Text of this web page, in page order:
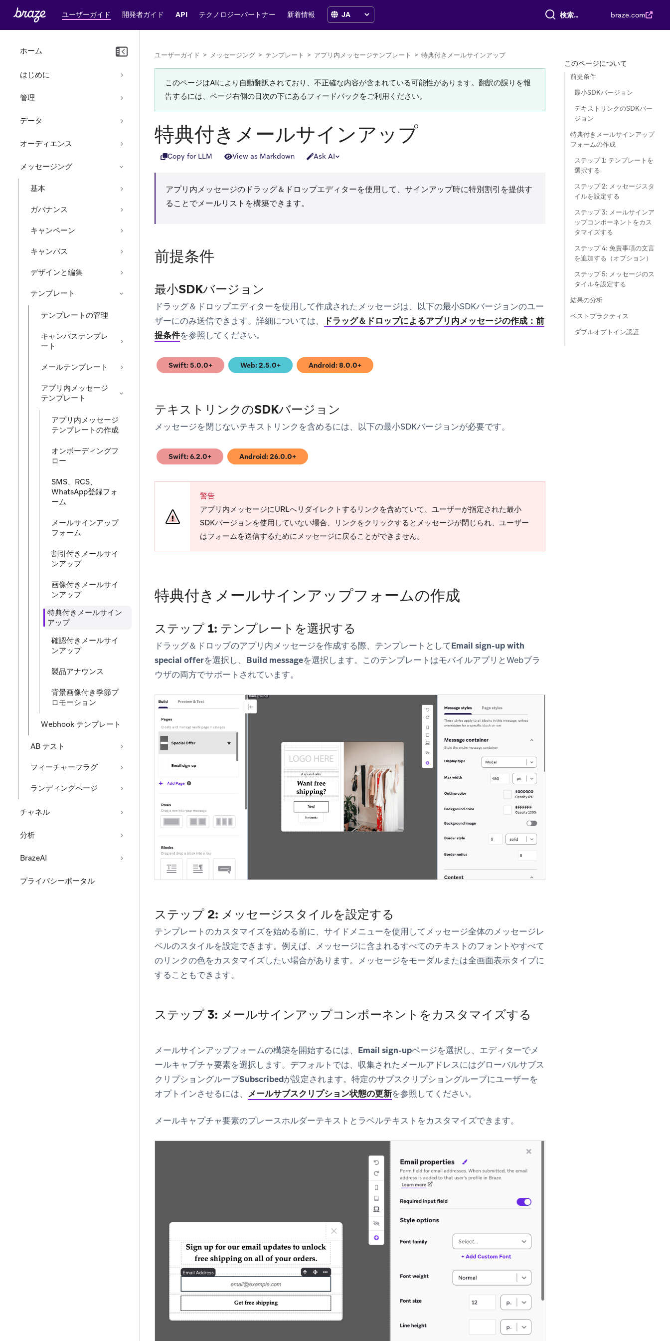
ユーザーガイド 開発者ガイド API テクノロジーパートナー 新着情報 すべて検索 braze.com
ホーム
はじめに
管理
データ
オーディエンス
メッセージング
基本
ガバナンス
キャンペーン
キャンバス
デザインと編集
テンプレート
テンプレートの管理
キャンバステンプレ
ート
メールテンプレート
アプリ内メッセージ
テンプレート
アプリ内メッセージ
テンプレートの作成
オンボーディングフ
ロー
SMS、RCS、
WhatsApp登録フォ
ーム
メールサインアップ
フォーム
割引付きメールサイ
ンアップ
画像付きメールサイ
ンアップ
特典付きメールサイン
アップ
確認付きメールサイ
ンアップ
製品アナウンス
背景画像付き季節プ
ロモーション
Webhook テンプレート
AB テスト
フィーチャーフラグ
ランディングページ
チャネル
分析
BrazeAI
プライバシーポータル
ユーザーガイド > メッセージング > テンプレート > アプリ内メッセージテンプレート > 特典付きメールサインアップ
このページはAIにより自動翻訳されており、不正確な内容が含まれている可能性があります。翻訳の誤りを報
告するには、ページ右側の目次の下にあるフィードバックをご利用ください。
特典付きメールサインアップ
Copy for LLM View as Markdown Ask AI
アプリ内メッセージのドラッグ＆ドロップエディターを使用して、サインアップ時に特別割引を提供す
ることでメールリストを構築できます。
前提条件
最小SDKバージョン
ドラッグ＆ドロップエディターを使用して作成されたメッセージは、以下の最小SDKバージョンのユー
ザーにのみ送信できます。詳細については、
ドラッグ＆ドロップによるアプリ内メッセージの作成：前
提条件を参照してください。
Swift: 5.0.0+
(opens in new tab) Web: 2.5.0+
(opens in new tab) Android: 8.0.0+
(opens in new tab)
テキストリンクのSDKバージョン
メッセージを閉じないテキストリンクを含めるには、以下の最小SDKバージョンが必要です。
Swift: 6.2.0+
(opens in new tab) Android: 26.0.0+
(opens in new tab)
警告
アプリ内メッセージにURLへリダイレクトするリンクを含めていて、ユーザーが指定された最小
SDKバージョンを使用していない場合、リンクをクリックするとメッセージが閉じられ、ユーザー
はフォームを送信するためにメッセージに戻ることができません。
特典付きメールサインアップフォームの作成
ステップ 1: テンプレートを選択する
ドラッグ＆ドロップのアプリ内メッセージを作成する際、テンプレートとしてEmail sign-up with
special offerを選択し、 Build messageを選択します。このテンプレートはモバイルアプリとWebブラ
ウザの両方でサポートされています。
ステップ 2: メッセージスタイルを設定する
テンプレートのカスタマイズを始める前に、サイドメニューを使用してメッセージ全体のメッセージレ
ベルのスタイルを設定できます。例えば、メッセージに含まれるすべてのテキストのフォントやすべて
のリンクの色をカスタマイズしたい場合があります。メッセージをモーダルまたは全画面表示タイプに
することもできます。
ステップ 3: メールサインアップコンポーネントをカスタマイズする
メールサインアップフォームの構築を開始するには、 Email sign-upページを選択し、エディターでメ
ールキャプチャ要素を選択します。デフォルトでは、収集されたメールアドレスにはグローバルサブス
クリプショングループSubscribedが設定されます。特定のサブスクリプショングループにユーザーを
オプトインさせるには、 メールサブスクリプション状態の更新を参照してください。
メールキャプチャ要素のプレースホルダーテキストとラベルテキストをカスタマイズできます。
このページについて
前提条件
最小SDKバージョン
テキストリンクのSDKバー
ジョン
特典付きメールサインアップ
フォームの作成
ステップ 1: テンプレートを
選択する
ステップ 2: メッセージスタ
イルを設定する
ステップ 3: メールサインア
ップコンポーネントをカス
タマイズする
ステップ 4: 免責事項の文言
を追加する（オプション）
ステップ 5: メッセージのス
タイルを設定する
結果の分析
ベストプラクティス
ダブルオプトイン認証